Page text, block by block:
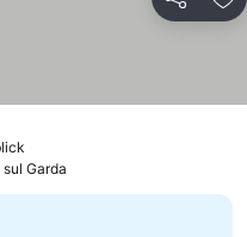
Teilen
Garda